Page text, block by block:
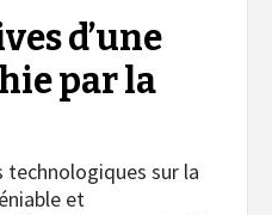
d’une
par la
technologiques sur la
et